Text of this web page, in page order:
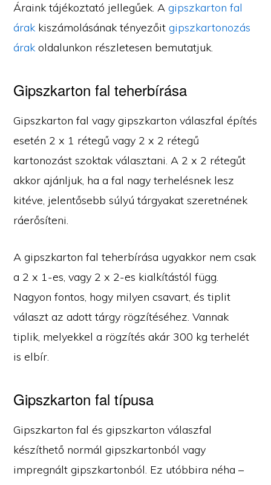
Áraink tájékoztató jellegűek. Agipszkarton fal
árak kiszámolásának tényezőitgipszkartonozás
árak oldalunkon részletesen bemutatjuk.
Gipszkarton fal teherbírása
Gipszkarton fal vagy gipszkarton válaszfal építés
esetén 2 x 1 rétegű vagy 2 x 2 rétegű
kartonozást szoktak választani. A 2 x 2 rétegűt
akkor ajánljuk, ha a fal nagy terhelésnek lesz
kitéve, jelentősebb súlyú tárgyakat szeretnének
ráerősíteni.
A gipszkarton fal teherbírása ugyakkor nem csak
a 2 x 1-es, vagy 2 x 2-es kialkítástól függ.
Nagyon fontos, hogy milyen csavart, és tiplit
választ az adott tárgy rögzítéséhez. Vannak
tiplik, melyekkel a rögzítés akár 300 kg terhelét
is elbír.
Gipszkarton fal típusa
Gipszkarton fal és gipszkarton válaszfal
készíthető normál gipszkartonból vagy
impregnált gipszkartonból. Ez utóbbira néha –